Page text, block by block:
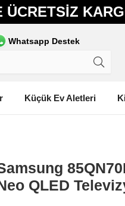
ÜCRETSIZ
Whatsapp Destek
Küçük Ev Aletleri
QLED